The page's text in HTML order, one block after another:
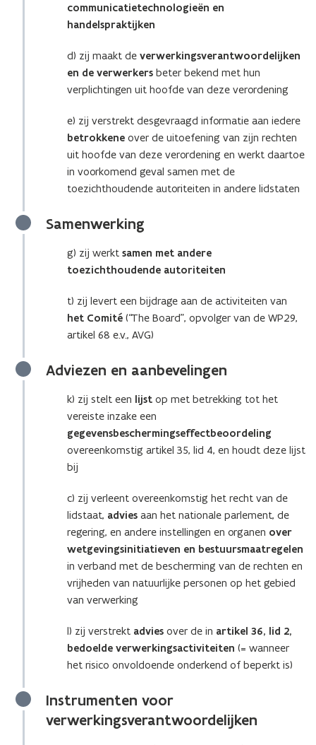
communicatietechnologieën en
handelspraktijken
d) zij maakt de verwerkingsverantwoordelijken
en de verwerkers beter bekend met hun
verplichtingen uit hoofde van deze verordening
e) zij verstrekt desgevraagd informatie aan iedere
betrokkene over de uitoefening van zijn rechten
uit hoofde van deze verordening en werkt daartoe
in voorkomend geval samen met de
toezichthoudende autoriteiten in andere lidstaten
Samenwerking
g) zij werkt samen met andere
toezichthoudende autoriteiten
t) zij levert een bijdrage aan de activiteiten van
het Comité (“The Board”, opvolger van de WP29,
artikel 68 e.v., AVG)
Adviezen en aanbevelingen
k) zij stelt een lijst op met betrekking tot het
vereiste inzake een
gegevensbeschermingseffectbeoordeling
overeenkomstig artikel 35, lid 4, en houdt deze lijst
bij
c) zij verleent overeenkomstig het recht van de
lidstaat, advies aan het nationale parlement, de
regering, en andere instellingen en organen over
wetgevingsinitiatieven en bestuursmaatregelen
in verband met de bescherming van de rechten en
vrijheden van natuurlijke personen op het gebied
van verwerking
l) zij verstrekt advies over de in artikel 36, lid 2,
bedoelde verwerkingsactiviteiten (= wanneer
het risico onvoldoende onderkend of beperkt is)
Instrumenten voor
verwerkingsverantwoordelijken